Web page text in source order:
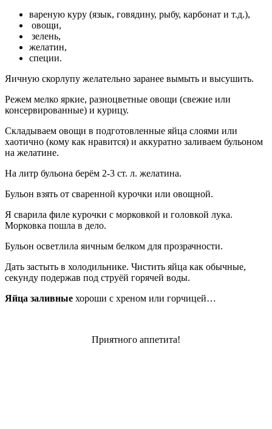
вареную куру (язык, говядину, рыбу, карбонат и т.д.),
овощи,
зелень,
желатин,
специи.
Яичную скорлупу желательно заранее вымыть и высушить.
Режем мелко яркие, разноцветные овощи (свежие или
консервированные) и курицу.
Складываем овощи в подготовленные яйца слоями или
хаотично (кому как нравится) и аккуратно заливаем бульоном
на желатине.
На литр бульона берём 2-3 ст. л. желатина.
Бульон взять от сваренной курочки или овощной.
Я сварила филе курочки с морковкой и головкой лука.
Морковка пошла в дело.
Бульон осветлила яичным белком для прозрачности.
Дать застыть в холодильнике. Чистить яйца как обычные,
секунду подержав под струёй горячей воды.
Яйца заливные хороши с хреном или горчицей…
Приятного аппетита!